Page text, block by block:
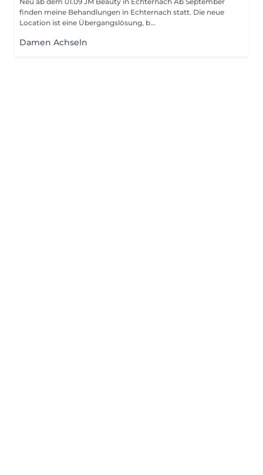
finden meine Behandlungen in Echternach statt. Die neue
Location ist eine Übergangslösung, b...
Damen Achseln